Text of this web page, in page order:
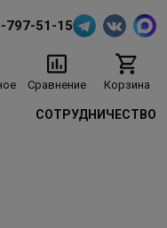
797-51-15
Сравнение Корзина
СОТРУДНИЧЕСТВО